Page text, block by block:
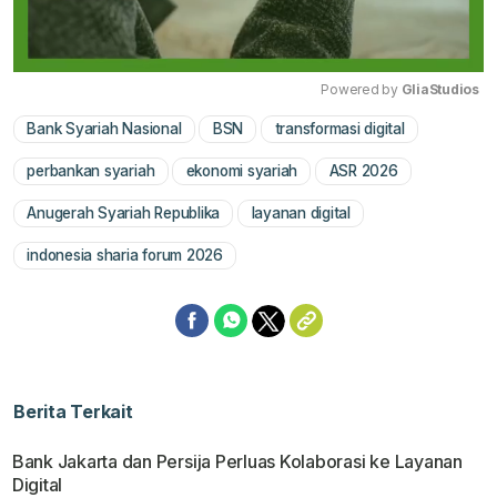
Mute
Powered by GliaStudios
Bank Syariah Nasional BSN transformasi digital
perbankan syariah ekonomi syariah ASR 2026
Anugerah Syariah Republika layanan digital
indonesia sharia forum 2026
Berita Terkait
Bank Jakarta dan Persija Perluas Kolaborasi ke Layanan
Digital